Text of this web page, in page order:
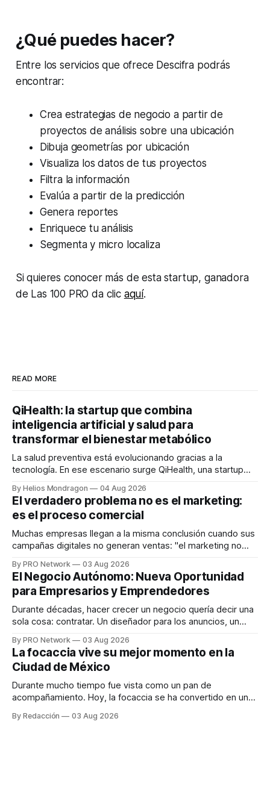
¿Qué puedes hacer?
Entre los servicios que ofrece Descifra podrás
encontrar:
Crea estrategias de negocio a partir de
proyectos de análisis sobre una ubicación
Dibuja geometrías por ubicación
Visualiza los datos de tus proyectos
Filtra la información
Evalúa a partir de la predicción
Genera reportes
Enriquece tu análisis
Segmenta y micro localiza
Si quieres conocer más de estastartup, ganadora
de Las 100 PRO da clic aquí.
READ MORE
QiHealth: la startup que combina
inteligencia artificial y salud para
transformar el bienestar metabólico
La salud preventiva está evolucionando gracias a la
tecnología. En ese escenario surge QiHealth, una startup
dispositivos inteligentes, inteligencia artificial y monitoreo
en tiempo real para ayudar a las personas a tomar mejores
decisiones sobre su salud metabólica. Su propuesta busca
responder
By Helios Mondragon 04 Aug 2026
El verdadero problema no es el marketing:
es el proceso comercial
Muchas empresas llegan a la misma conclusión cuando sus
campañas digitales no generan ventas: "el marketing no
INTERIUS, el problema suele estar en otro lugar. Durante
una entrevista para el podcast SER PRO, el especialista en
marketing digital explicó que
By PRO Network 03 Aug 2026
El Negocio Autónomo: Nueva Oportunidad
para Empresarios y Emprendedores
Durante décadas, hacer crecer un negocio quería decir una
sola cosa: contratar. Un diseñador para los anuncios, un
para los textos, alguien que supiera de publicidad digital
para encontrar prospectos, un vendedor para atender
llamadas y mensajes, y —con suerte— una persona
By PRO Network 03 Aug 2026
La focaccia vive su mejor momento en la
Ciudad de México
Durante mucho tiempo fue vista como un pan de
acompañamiento. Hoy, la focaccia se ha convertido en uno
artesanal, ingredientes de calidad y experiencias que
By Redacción 03 Aug 2026